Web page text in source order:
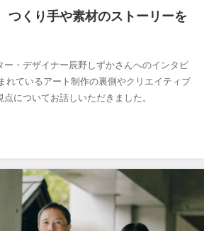
つくり手や素材のストーリーを
ー・デザイナー辰野しずかさんへのインタビ
れているアート制作の裏側やクリエイティブ
についてお話しいただきました。